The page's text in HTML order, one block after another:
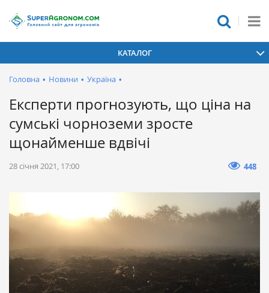
КАТАЛОГ
Головна • Новини • Україна •
Експерти прогнозують, що ціна на
сумські чорноземи зросте
щонайменше вдвічі
28 січня 2021, 17:00 448